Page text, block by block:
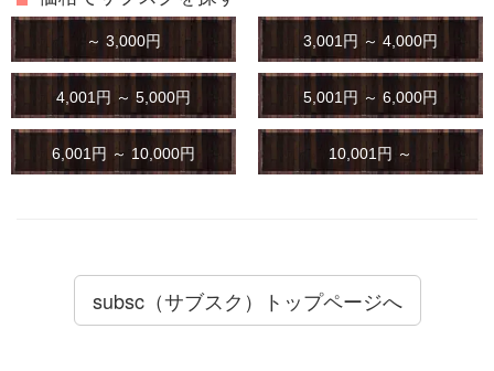
～ 3,000円 3,001円 ～ 4,000円
4,001円 ～ 5,000円 5,001円 ～ 6,000円
6,001円 ～ 10,000円 10,001円 ～
subsc（サブスク）トップページへ